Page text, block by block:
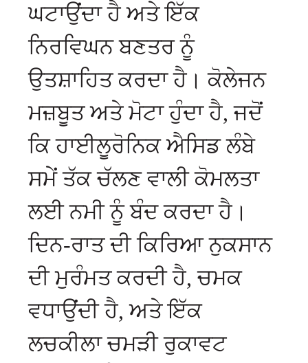
ਘਟਾਉਂਦਾ ਹੈ ਅਤੇ ਇੱਕ
ਨਿਰਵਿਘਨ ਬਣਤਰ ਨੂੰ
ਉਤਸ਼ਾਹਿਤ ਕਰਦਾ ਹੈ। ਕੋਲੇਜਨ
ਮਜ਼ਬੂਤ ​​ਅਤੇ ਮੋਟਾ ਹੁੰਦਾ ਹੈ, ਜਦੋਂ
ਕਿ ਹਾਈਲੂਰੋਨਿਕ ਐਸਿਡ ਲੰਬੇ
ਸਮੇਂ ਤੱਕ ਚੱਲਣ ਵਾਲੀ ਕੋਮਲਤਾ
ਲਈ ਨਮੀ ਨੂੰ ਬੰਦ ਕਰਦਾ ਹੈ।
ਦਿਨ-ਰਾਤ ਦੀ ਕਿਰਿਆ ਨੁਕਸਾਨ
ਦੀ ਮੁਰੰਮਤ ਕਰਦੀ ਹੈ, ਚਮਕ
ਵਧਾਉਂਦੀ ਹੈ, ਅਤੇ ਇੱਕ
ਲਚਕੀਲਾ ਚਮੜੀ ਰੁਕਾਵਟ